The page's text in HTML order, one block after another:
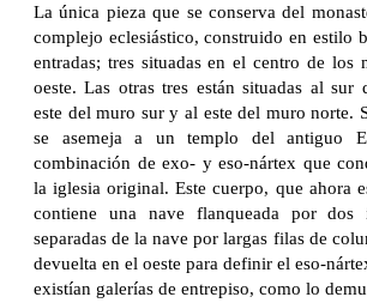
La única pieza que se conserva del
complejo eclesiástico, construido en estilo
entradas; tres situadas en el centro de los
oeste. Las otras tres están situadas al sur
este del muro sur y al este del muro norte.
se asemeja a un templo del antiguo
combinación de exo- y eso-nártex que
la iglesia original. Este cuerpo, que ahora
contiene una nave flanqueada por dos
separadas de la nave por largas filas de
devuelta en el oeste para definir el eso-
existían galerías de entrepiso, como lo